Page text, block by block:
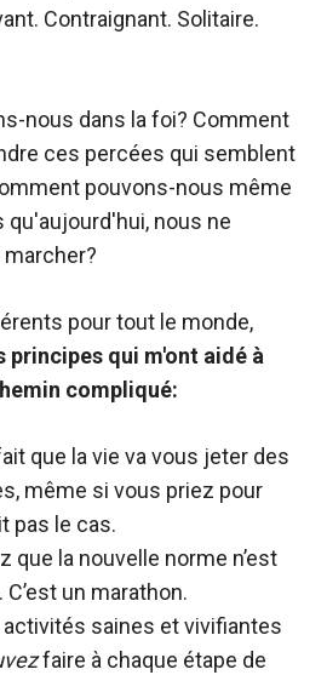
Contraignant. Solitaire.
nous dans la foi? Comment
ces percées qui semblent
pouvons-nous même
qu'aujourd'hui, nous ne
pour tout le monde,
principes qui m'ont aidé à
compliqué:
que la vie va vous jeter des
même si vous priez pour
pas le cas.
que la nouvelle norme n’est
un marathon.
saines et vivifiantes
faire à chaque étape de